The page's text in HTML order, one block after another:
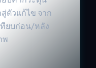
ตัวแก้ไข จาก
ทียบก่อน/หลัง
พ